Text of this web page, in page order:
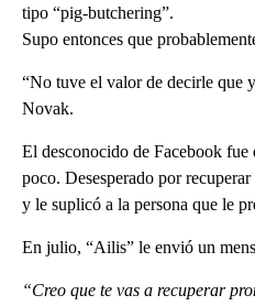
tipo “pig-butchering”.
Supo entonces que
“No tuve el valor de decirle que
Novak.
El desconocido de Facebook fue
poco. Desesperado por
y le suplicó a la persona que le
En julio, “Ailis” le envió un
“Creo que te vas a recuperar